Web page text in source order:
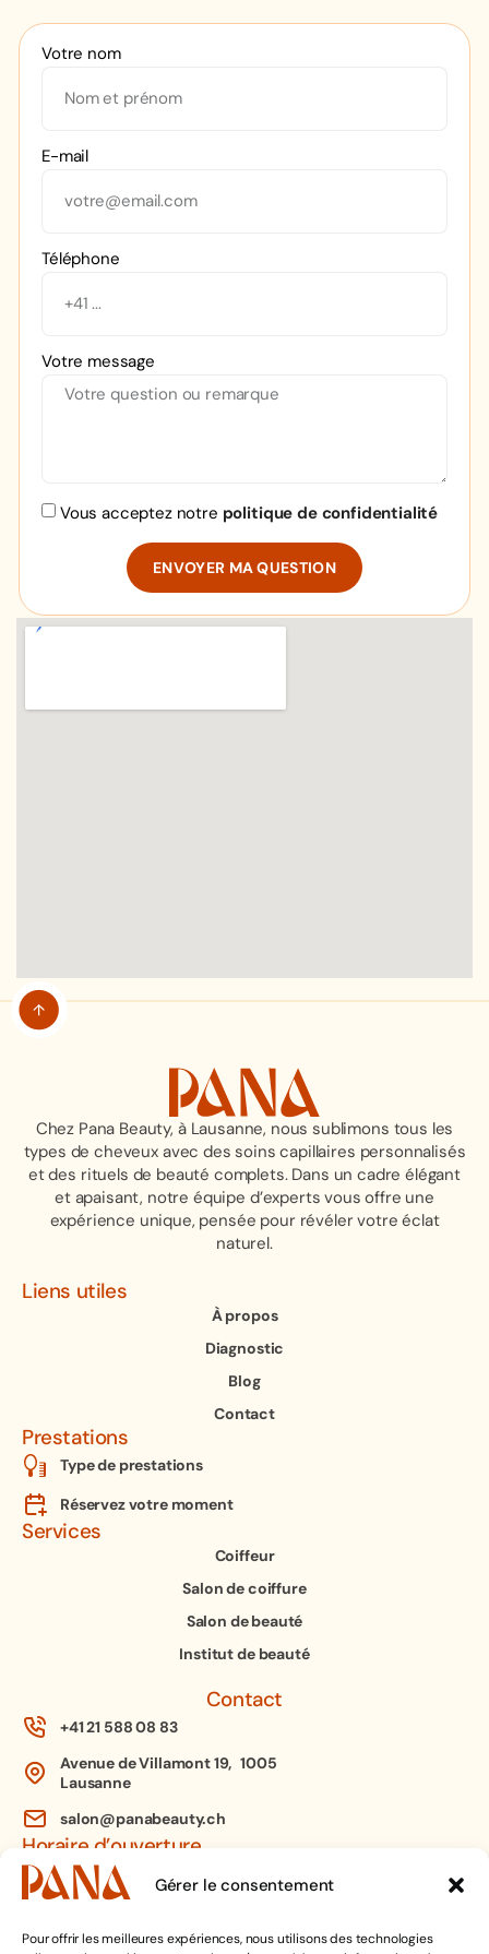
Gérer le consentement
Pour offrir les meilleures expériences, nous utilisons des technologies
Votre nom
E-mail
Téléphone
Votre message
Vous acceptez notre politique de confidentialité
ENVOYER MA QUESTION
Chez Pana Beauty, à Lausanne, nous sublimons tous les
types de cheveux avec des soins capillaires personnalisés
et des rituels de beauté complets. Dans un cadre élégant
et apaisant, notre équipe d’experts vous offre une
expérience unique, pensée pour révéler votre éclat
naturel.
Liens utiles
À propos
Diagnostic
Blog
Contact
Prestations
Type de prestations
Réservez votre moment
Services
Coiffeur
Salon de coiffure
Salon de beauté
Institut de beauté
Contact
+41 21 588 08 83
Avenue de Villamont 19, 1005
Lausanne
salon@panabeauty.ch
Horaire d’ouverture
Lundi – Mardi : 9h00 – 18h30
Mercredi : 9h00 – 20h00
Vendredi : 9h00 – 18h00